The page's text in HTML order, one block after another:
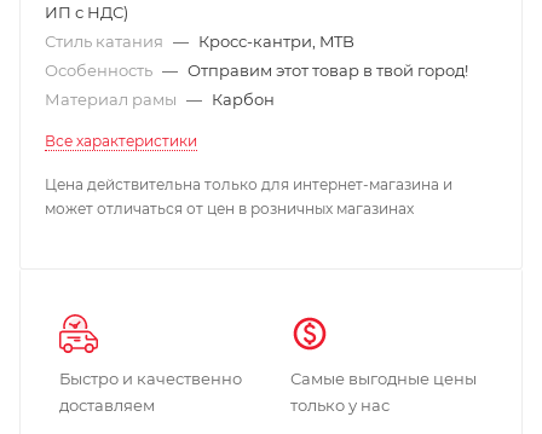
ИП с НДС)
Стиль катания — Кросс-кантри, MTB
Особенность — Отправим этот товар в твой город!
Материал рамы — Карбон
Все характеристики
Цена действительна только для интернет-магазина и
может отличаться от цен в розничных магазинах
Быстро и качественно
доставляем
Самые выгодные цены
только у нас